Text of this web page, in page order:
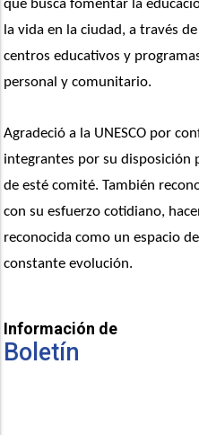
que busca fomentar la
la vida en la ciudad, a través
centros educativos y
personal y comunitario.
Agradeció a la UNESCO por
integrantes por su disposición
de esté comité. También
con su esfuerzo cotidiano,
reconocida como un espacio
constante evolución.
Información de
Boletín